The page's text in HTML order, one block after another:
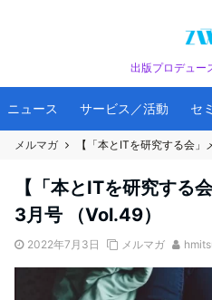
出版プロデュー
ニュース サービス／活動 セ
メルマガ 【「本とITを研究する会
【「本とITを研究する
3月号 （Vol.49）
2022年7月3日 メルマガ